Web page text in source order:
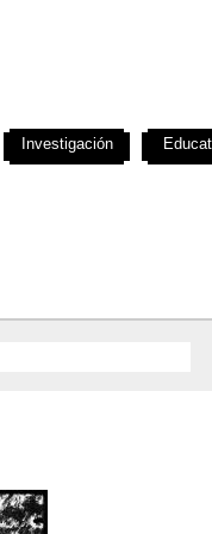
Investigación